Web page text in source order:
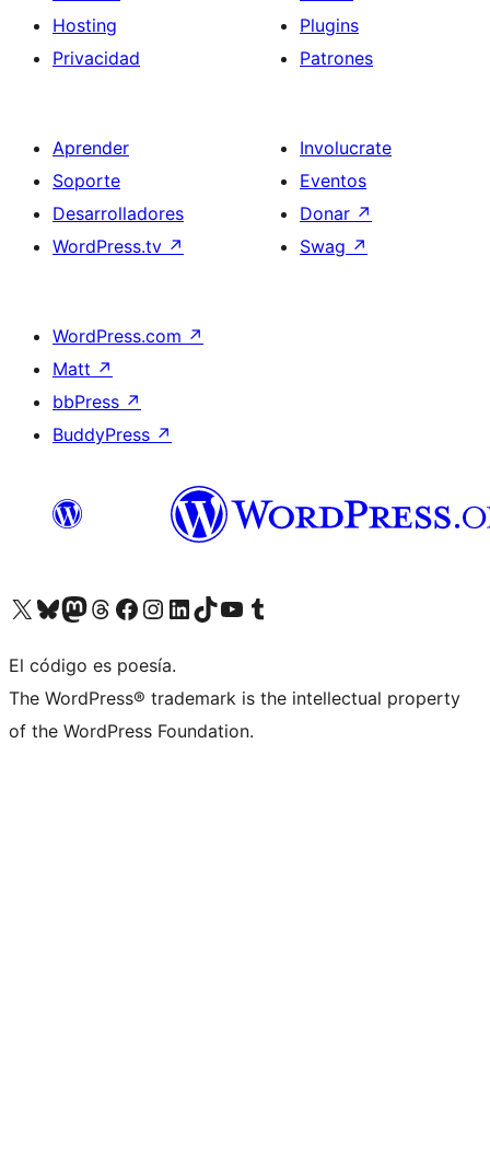
Hosting
Privacidad
Plugins
Patrones
Aprender
Soporte
Desarrolladores
WordPress.tv ↗
Involucrate
Eventos
Donar ↗
Swag ↗
WordPress.com ↗
Matt ↗
bbPress ↗
BuddyPress ↗
Visitá nuestra cuenta de X (anteriormente Twitter)
Visitá nuestra cuenta de Bluesky
Visitá nuestra cuenta de Mastodon
Visitá nuestra cuenta de Threads
Visitá nuestra página de Facebook
Visitá nuestra cuenta de Instagram
Visitá nuestra cuenta de LinkedIn
Visitá nuestra cuenta de TikTok
Visitá nuestro canal de YouTube
Visitá nuestra cuenta de Tumblr
El código es poesía.
The WordPress® trademark is the intellectual property
of the WordPress Foundation.